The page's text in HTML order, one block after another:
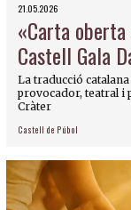
21.05.2026
«Carta
Castell Gala
La traducció
provocador, teatral i
Cràter
Castell de Púbol